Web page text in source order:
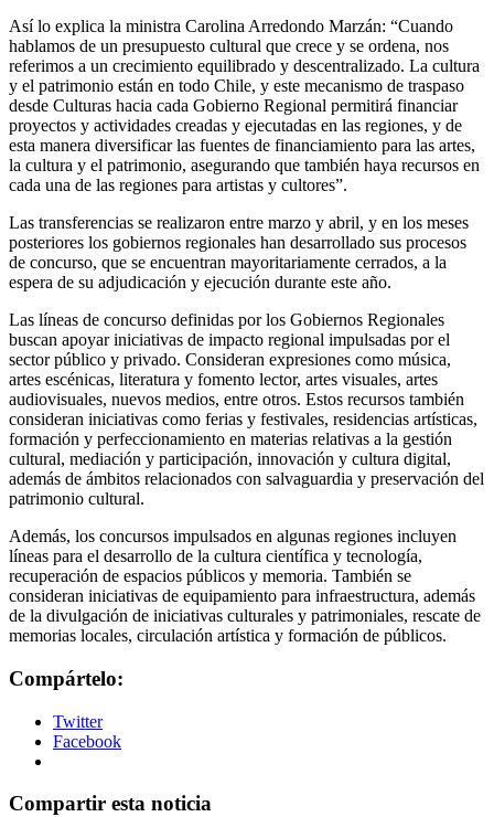
Así lo explica la ministra Carolina Arredondo Marzán: “Cuando
hablamos de un presupuesto cultural que crece y se ordena, nos
referimos a un crecimiento equilibrado y descentralizado. La cultura
y el patrimonio están en todo Chile, y este mecanismo de traspaso
desde Culturas hacia cada Gobierno Regional permitirá financiar
proyectos y actividades creadas y ejecutadas en las regiones, y de
esta manera diversificar las fuentes de financiamiento para las artes,
la cultura y el patrimonio, asegurando que también haya recursos en
cada una de las regiones para artistas y cultores”.
Las transferencias se realizaron entre marzo y abril, y en los meses
posteriores los gobiernos regionales han desarrollado sus procesos
de concurso, que se encuentran mayoritariamente cerrados, a la
espera de su adjudicación y ejecución durante este año.
Las líneas de concurso definidas por los Gobiernos Regionales
buscan apoyar iniciativas de impacto regional impulsadas por el
sector público y privado. Consideran expresiones como música,
artes escénicas, literatura y fomento lector, artes visuales, artes
audiovisuales, nuevos medios, entre otros. Estos recursos también
consideran iniciativas como ferias y festivales, residencias artísticas,
formación y perfeccionamiento en materias relativas a la gestión
cultural, mediación y participación, innovación y cultura digital,
además de ámbitos relacionados con salvaguardia y preservación del
patrimonio cultural.
Además, los concursos impulsados en algunas regiones incluyen
líneas para el desarrollo de la cultura científica y tecnología,
recuperación de espacios públicos y memoria. También se
consideran iniciativas de equipamiento para infraestructura, además
de la divulgación de iniciativas culturales y patrimoniales, rescate de
memorias locales, circulación artística y formación de públicos.
Compártelo:
Twitter
Facebook
Compartir esta noticia